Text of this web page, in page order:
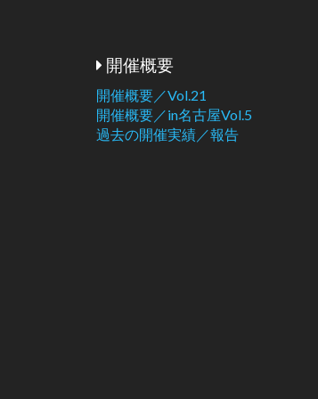
開催概要
開催概要／Vol.21
開催概要／in名古屋Vol.5
過去の開催実績／報告